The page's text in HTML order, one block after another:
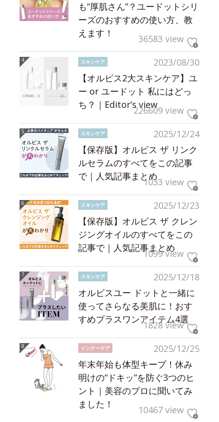
も“厚肌さん”？ユードットシリ
ーズのおすすめの使い方、教
えます！
36583 view
2023/08/30
スキンケア
【オルビス2大スキンケア】ユ
ー or ユードット 私にはどっ
ち？｜Editor’s view226609 view
2025/12/24
スキンケア
【保存版】オルビス ザ リンク
ルセラムのすべてをこの記事
で｜人気記事まとめ1033 view
2025/12/23
スキンケア
【保存版】オルビス ザ クレン
ジングオイルのすべてをこの
記事で｜人気記事まとめ
1099 view
2025/12/18
スキンケア
オルビスユー ドットと一緒に
使ってさらなる美肌に！おす
すめプラスワンアイテム4選
1828 view
2025/12/25
インナーケア
年末年始も体型キープ！休み
明けの“ドキッ”を防ぐ3つのヒ
ント｜美容のプロに聞いてみ
ました！
10467 view